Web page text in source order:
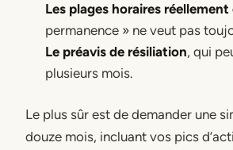
Les plages horaires
permanence » ne veut pas
Le préavis de résiliation, qui
plusieurs mois.
Le plus sûr est de demander une
douze mois, incluant vos pics